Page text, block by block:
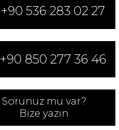
+90 536 283 02 27
+90 850 277 36 46
Sorunuz mu var?
Bize yazın